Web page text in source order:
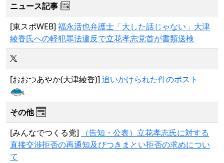
ニュース記事
[東スポWEB] 福永活也弁護士「大した話じゃない」大津
綾香氏への軽犯罪法違反で立花孝志党首が書類送検
[おおつあやか(大津綾香)] 追いかけられた件のポスト
その他
[みんなでつくる党]
（告知・公表）立花孝志氏に対する
直接交渉拒否の再通知及びつきまとい拒否の求めについ
て